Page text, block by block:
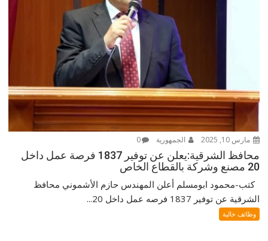
مارس 10, 2025 الجمهورية 0
محافظ الشرقية:يعلن عن توفير 1837 فرصة عمل داخل
20 مصنع وشركة بالقطاع الخاص
كتب-محمود ابومسلم أعلن المهندس حازم الأشموني محافظ
الشرقية عن توفير 1837 فرصه عمل داخل 20...
وظائف خالية